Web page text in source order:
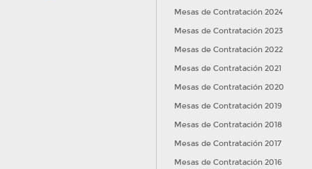
Mesas de Contratación 2024
Mesas de Contratación 2023
Mesas de Contratación 2022
Mesas de Contratación 2021
Mesas de Contratación 2020
Mesas de Contratación 2019
Mesas de Contratación 2018
Mesas de Contratación 2017
Mesas de Contratación 2016